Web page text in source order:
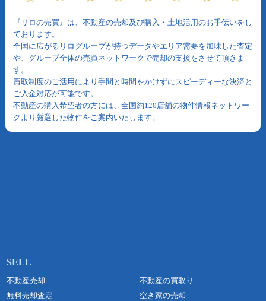
『リロの売買』は、不動産の売却及び購入・土地活用のお手伝いをし
ております。
全国に広がるリログループが持つデータやエリア需要を加味した査定
や、グループ全体の売買ネットワークで売却の支援をさせて頂きま
す。
買取制度のご活用により手間と時間をかけずにスピーディーな決済と
ご入金対応が可能です。
不動産の購入希望者の方には、全国約120店舗の物件情報ネットワー
クより厳選した物件をご案内いたします。
不動産売却
無料売却査定
不動産の買取り
空き家の売却